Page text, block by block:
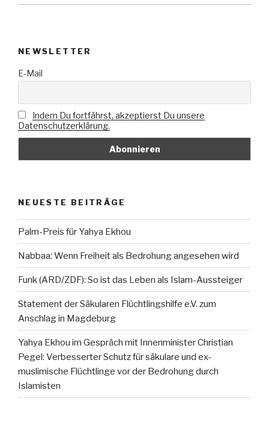
NEWSLETTER
E-Mail
Indem Du fortfährst, akzeptierst Du unsere
Datenschutzerklärung.
NEUESTE BEITRÄGE
Palm-Preis für Yahya Ekhou
Nabbaa: Wenn Freiheit als Bedrohung angesehen wird
Funk (ARD/ZDF): So ist das Leben als Islam-Aussteiger
Statement der Säkularen Flüchtlingshilfe e.V. zum
Anschlag in Magdeburg
Yahya Ekhou im Gespräch mit Innenminister Christian
Pegel: Verbesserter Schutz für säkulare und ex-
muslimische Flüchtlinge vor der Bedrohung durch
Islamisten